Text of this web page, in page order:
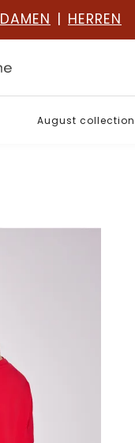
DAMEN | HERREN
August collection